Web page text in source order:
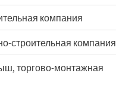
компания
строительная компания
торгово-монтажная